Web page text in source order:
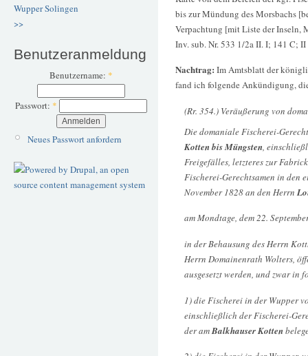
WupperSolingen
>>
Benutzeranmeldung
Benutzername: *
Passwort: *
Neues Passwort anfordern
bis zur Mündung des Morsbachs
Verpachtung [mit Liste der Inseln,
Inv. sub. Nr. 533 1/2a II. I; 141 C;
Nachtrag: Im Amtsblatt der
fand ich folgende Ankündigung,
(Rr. 354.) Veräußerung von
Die domaniale Fischerei-
Kotten bis Müngsten,
Freigefälles, letzteres zur
Fischerei-Gerechtsamen in den
November 1828 an den Herrn
am Mondtage, dem 22.
in der Behausung des Herrn
Herrn Domainenrath Wolters,
ausgesetzt werden, und zwar in
1) die Fischerei in der Wupper
einschließlich der Fischerei-
der amBalkhauser Kotten